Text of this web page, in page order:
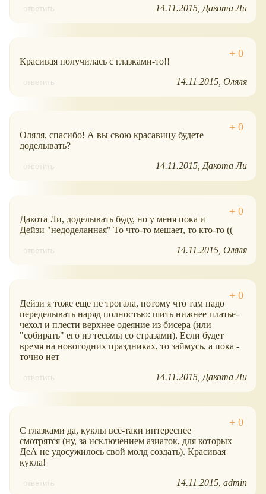
ответить 14.11.2015 Дакота Ли
Красивая получилась с глазками-то!!
ответить 14.11.2015 Оляля
Оляля, спасибо! А вы свою красавицу будете
доделывать?
ответить 14.11.2015 Дакота Ли
Дакота Ли, доделывать буду, но у меня пока и
Дейзи "недоделанная" То что-то мешает, то кто-то ((
ответить 14.11.2015 Оляля
Дейзи я тоже еще не трогала, потому что там надо
переделывать наряд полностью: шить нижнее платье-
чехол и плести верхнее одеяние из бисера (или
"собирать" его из тесьмы со стразами). Если будет
время на новогодних праздниках, то займусь, а пока -
точно нет
ответить 14.11.2015 Дакота Ли
С глазками да, куклы всё-таки интереснее
смотрятся (ну, за исключением азиаток, для которых
ДеА не удосужилось свой молд создать). Красивая
кукла!
ответить 14.11.2015 admin